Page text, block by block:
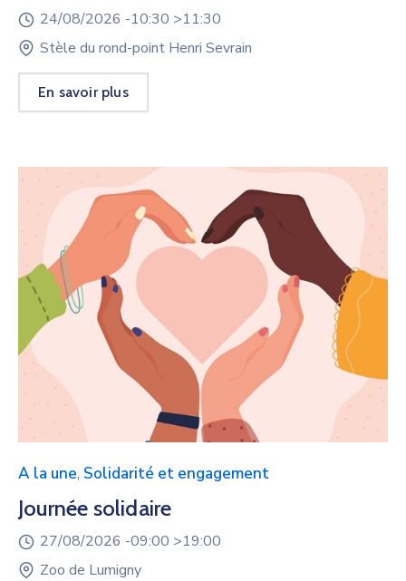
24/08/2026 -10:30 >11:30
Stèle du rond-point Henri Sevrain
En savoir plus
A la une, Solidarité et engagement
Journée solidaire
27/08/2026 -09:00 >19:00
Zoo de Lumigny